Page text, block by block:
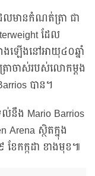
ែលមានកំណត់ត្រា ជា
ដែល
ងឡើងនៅអាយុ៤០ឆ្នាំ
ាចាស់របស់លោកម្តង
បាន។
ល់នឹង Mario Barrios
Arena ស្ថិតក្នុង
ខែកក្កដា ខាងមុខ៕